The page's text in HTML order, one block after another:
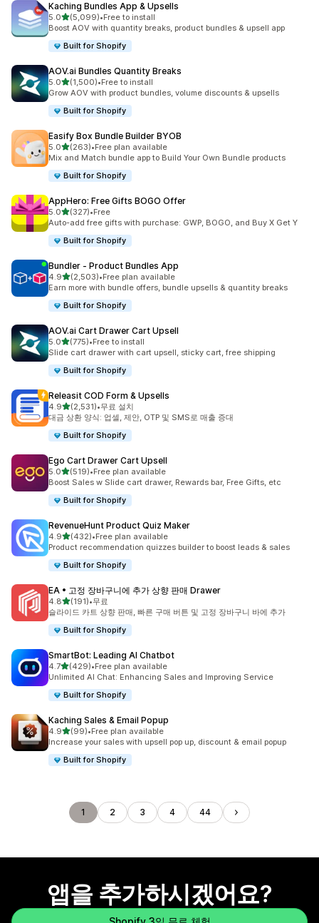
Kaching Bundles App & Upsells
5.0별 5개 중
(5,099)
총 리뷰 5099개
•Free to install
Boost AOV with quantity breaks, product bundles & upsell app
Built for Shopify
AOV.ai Bundles Quantity Breaks
5.0별 5개 중
(1,500)
총 리뷰 1500개
•Free to install
Grow AOV with product bundles, volume discounts & upsells
Built for Shopify
Easify Box Bundle Builder BYOB
5.0별 5개 중
(263)
총 리뷰 263개
•Free plan available
Mix and Match bundle app to Build Your Own Bundle products
Built for Shopify
AppHero: Free Gifts BOGO Offer
5.0별 5개 중
(327)
총 리뷰 327개
•Free
Auto-add free gifts with purchase: GWP, BOGO, and Buy X Get Y
Built for Shopify
Bundler ‑ Product Bundles App
4.9별 5개 중
(2,503)
총 리뷰 2503개
•Free plan available
Earn more with bundle offers, bundle upsells & quantity breaks
Built for Shopify
AOV.ai Cart Drawer Cart Upsell
5.0별 5개 중
(775)
총 리뷰 775개
•Free to install
Slide cart drawer with cart upsell, sticky cart, free shipping
Built for Shopify
Releasit COD Form & Upsells
4.9별 5개 중
(2,531)
총 리뷰 2531개
•무료 설치
대금 상환 양식: 업셀, 제안, OTP 및 SMS로 매출 증대
Built for Shopify
Ego Cart Drawer Cart Upsell
5.0별 5개 중
(519)
총 리뷰 519개
•Free plan available
Boost Sales w Slide cart drawer, Rewards bar, Free Gifts, etc
Built for Shopify
RevenueHunt Product Quiz Maker
4.9별 5개 중
(432)
총 리뷰 432개
•Free plan available
Product recommendation quizzes builder to boost leads & sales
Built for Shopify
EA • 고정 장바구니에 추가 상향 판매 Drawer
4.8별 5개 중
(191)
총 리뷰 191개
•무료
슬라이드 카트 상향 판매, 빠른 구매 버튼 및 고정 장바구니 바에 추가
Built for Shopify
SmartBot: Leading AI Chatbot
4.7별 5개 중
(429)
총 리뷰 429개
•Free plan available
Unlimited AI Chat: Enhancing Sales and Improving Service
Built for Shopify
Kaching Sales & Email Popup
4.9별 5개 중
(99)
총 리뷰 99개
•Free plan available
Increase your sales with upsell pop up, discount & email popup
Built for Shopify
1 2 3 4 44
앱을 추가하시겠어요?